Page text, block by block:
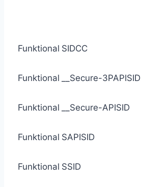
Funktional SIDCC
Funktional __Secure-3PAPISID
Funktional __Secure-APISID
Funktional SAPISID
Funktional SSID